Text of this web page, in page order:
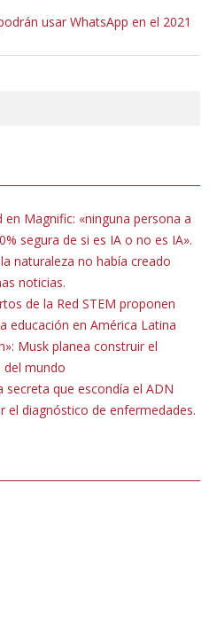
usar WhatsApp en el 2021
Magnific: «ninguna persona a
segura de si es IA o no es IA».
naturaleza no había creado
noticias.
de la Red STEM proponen
educación en América Latina
Musk planea construir el
del mundo
secreta que escondía el ADN
el diagnóstico de enfermedades.